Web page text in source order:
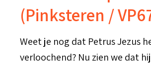
(Pinksteren /
Weet je nog dat Petrus Jezus
verloochend? Nu zien we dat